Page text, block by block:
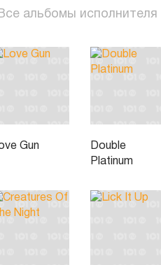
альбомы исполнителя
Gun
Double
Platinum